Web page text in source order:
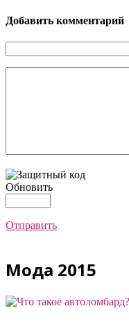
Добавить комментарий
Обновить
Отправить
Мода 2015